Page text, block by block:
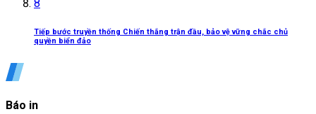
8
Tiếp bước truyền thống Chiến thắng trận đầu, bảo vệ vững chắc chủ
quyền biển đảo
Báo in